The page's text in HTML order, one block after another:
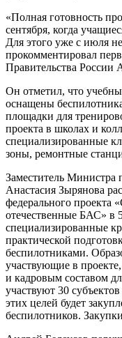
«Полная готовность
сентября, когда
Для этого уже с июля
прокомментировал
Правительства России
Он отметил, что
оснащены
площадки для
проекта в школах и
специализированные
зоны, ремонтные
Заместитель Министра
Анастасия Зырянова
федерального проекта
отечественные БАС» в
специализированные
практической
беспилотниками.
участвующие в
и кадровым составом
участвуют 30
этих целей будет
беспилотников.